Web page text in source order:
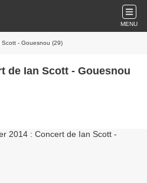
MENU
- Gouesnou (29)
de Ian Scott - Gouesnou